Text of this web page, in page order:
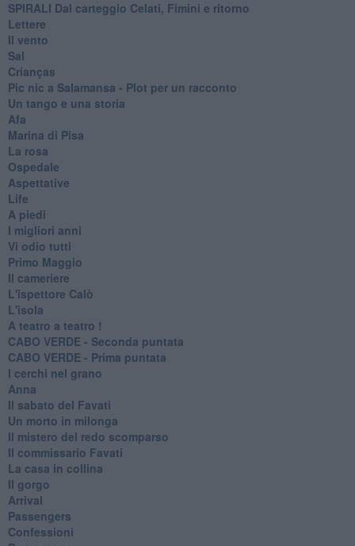
SPIRALI Dal carteggio Celati, Fimini e ritorno
Lettere
Il vento
Sal
Crianças
Pic nic a Salamansa - Plot per un racconto
Un tango e una storia
Afa
Marina di Pisa
La rosa
Ospedale
Aspettative
Life
A piedi
I migliori anni
Vi odio tutti
Primo Maggio
Il cameriere
L'ispettore Calò
L'isola
A teatro a teatro !
CABO VERDE - Seconda puntata
CABO VERDE - Prima puntata
I cerchi nel grano
Anna
Il sabato del Favati
Un morto in milonga
Il mistero del redo scomparso
Il commissario Favati
La casa in collina
Il gorgo
Arrival
Passengers
Confessioni